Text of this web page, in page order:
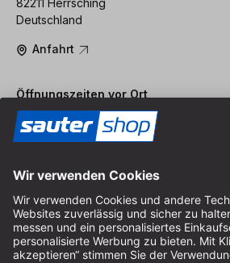
Deutschland
Anfahrt
Öffnungszeiten vor Ort
Montag bis Freitag
8:30 - 12:30 Uhr & 14:00 - 16:30 Uhr
Hilfe
Hinweise zur Batterieentsorgung
Hinweise zur Verpackung